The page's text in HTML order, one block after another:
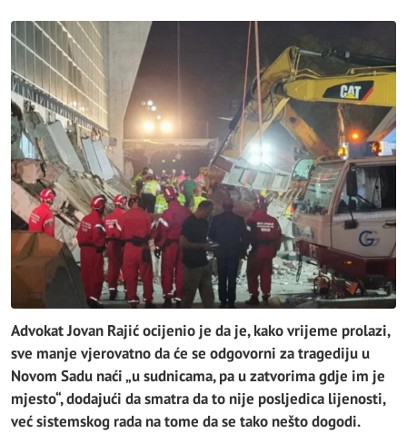
Advokat Jovan Rajić ocijenio je da je, kako vrijeme prolazi,
sve manje vjerovatno da će se odgovorni za tragediju u
Novom Sadu naći „u sudnicama, pa u zatvorima gdje im je
mjesto“, dodajući da smatra da to nije posljedica lijenosti,
već sistemskog rada na tome da se tako nešto dogodi.